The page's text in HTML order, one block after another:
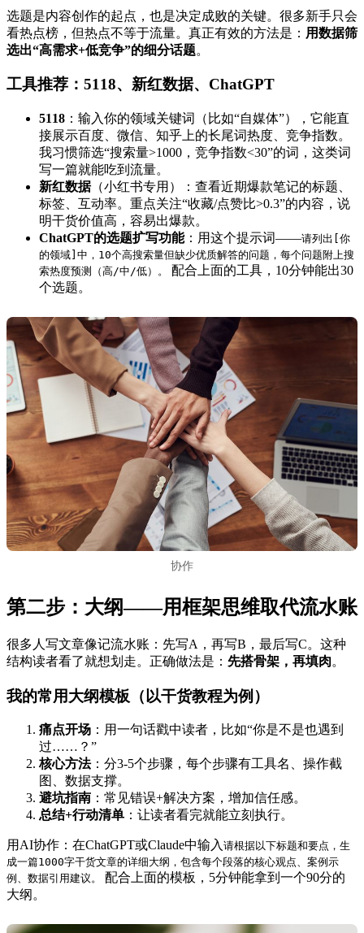
选题是内容创作的起点，也是决定成败的关键。很多新手只会
看热点榜，但热点不等于流量。真正有效的方法是： 用数据筛
选出“高需求+低竞争”的细分话题。
工具推荐：5118、新红数据、ChatGPT
5118 ：输入你的领域关键词（比如“自媒体”），它能直
接展示百度、微信、知乎上的长尾词热度、竞争指数。
我习惯筛选“搜索量>1000，竞争指数<30”的词，这类词
写一篇就能吃到流量。
新红数据（小红书专用）：查看近期爆款笔记的标题、
标签、互动率。重点关注“收藏/点赞比>0.3”的内容，说
明干货价值高，容易出爆款。
ChatGPT的选题扩写功能：用这个提示词——请列出[你
的领域]中，10个高搜索量但缺少优质解答的问题，每个问题附上搜
索热度预测（高/中/低）。
配合上面的工具，10分钟能出30
个选题。
协作
第二步：大纲——用框架思维取代流水账
很多人写文章像记流水账：先写A，再写B，最后写C。这种
结构读者看了就想划走。正确做法是： 先搭骨架，再填肉。
我的常用大纲模板（以干货教程为例）
痛点开场 ：用一句话戳中读者，比如“你是不是也遇到
过……？”
核心方法：分3-5个步骤，每个步骤有工具名、操作截
图、数据支撑。
避坑指南 ：常见错误+解决方案，增加信任感。
总结+行动清单 ：让读者看完就能立刻执行。
用AI协作：在ChatGPT或Claude中输入 请根据以下标题和要点，生
成一篇1000字干货文章的详细大纲，包含每个段落的核心观点、案例示
例、数据引用建议。
配合上面的模板，5分钟能拿到一个90分的
大纲。